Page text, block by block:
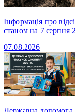
Інформація про
станом на 7 серпня
07.08.2026
Державна допомога